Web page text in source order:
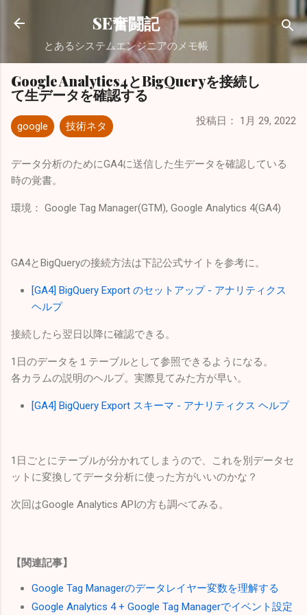
スキップしてメイン コンテンツに移動
SE奮闘記
とあるシステムエンジニアのメモ帳
Google Analytics4とBigQueryを接続し
て生データを確認する
google 技術ネタ 投稿日： 1月 29, 2022
データ分析のためにGA4に送信した生データを確認している
時の覚書。
環境： Google Tag Manager(GTM), Google Analytics 4(GA4)
GA4とBigQueryの接続方法は下記公式サイトを参考に。
[GA4] BigQuery Export のセットアップ - アナリティクス
ヘルプ
接続したら翌日以降に確認できる。
1日のデータを１テーブルとして参照できるようになる。
各カラムの説明のヘルプ。実際見てみた方が早い。
[GA4] BigQuery Export スキーマ - アナリティクス ヘルプ
1日ごとにテーブルが分かれてしまうので、これを別データセ
ットに変換してデータ分析に使った方がいいのかな？
次回はGoogle Analytics APIの方も調べてみる。
【関連記事】
Google Tag Managerのデータレイヤー変数を理解する
Google Analytics 4 + Google Tag Managerでイベント設定